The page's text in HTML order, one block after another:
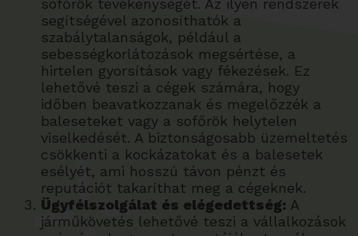
sofőrök tevékenységét. Az ilyen rendszerek
segítségével azonosíthatók a
szabálytalanságok, például a
sebességkorlátozások megsértése, a
hirtelen gyorsítások vagy fékezések. Ez
lehetővé teszi a cégek számára, hogy
időben beavatkozzanak és megelőzzék a
baleseteket vagy a sofőrök helytelen
viselkedését. A biztonságosabb üzemeltetés
csökkenti a kockázatokat és a balesetek
esélyét, ami hosszú távon pénzt és
reputációt takaríthat meg a cégeknek.
Ügyfélszolgálat és elégedettség: A
járműkövetés lehetővé teszi a vállalkozások